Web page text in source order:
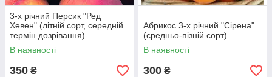
3-х річний Персик "Ред
Хевен" (літній сорт, середній
термін дозрівання)
В наявності
350 ₴
Абрикос 3-х річний "Сірена"
(средньо-пізній сорт)
В наявності
300 ₴